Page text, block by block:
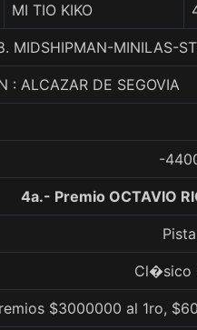
MI TIO KIKO
MIDSHIPMAN-MINILAS-
: ALCAZAR DE SEGOVIA
-
4a.- Premio OCTAVIO
Cl�sico
$3000000 al 1ro,